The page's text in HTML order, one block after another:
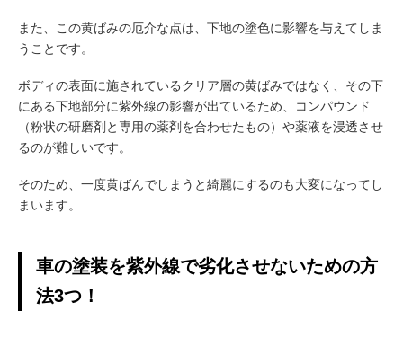
また、この黄ばみの厄介な点は、下地の塗色に影響を与えてしま
うことです。
ボディの表面に施されているクリア層の黄ばみではなく、その下
にある下地部分に紫外線の影響が出ているため、コンパウンド
（粉状の研磨剤と専用の薬剤を合わせたもの）や薬液を浸透させ
るのが難しいです。
そのため、一度黄ばんでしまうと綺麗にするのも大変になってし
まいます。
車の塗装を紫外線で劣化させないための方
法3つ！